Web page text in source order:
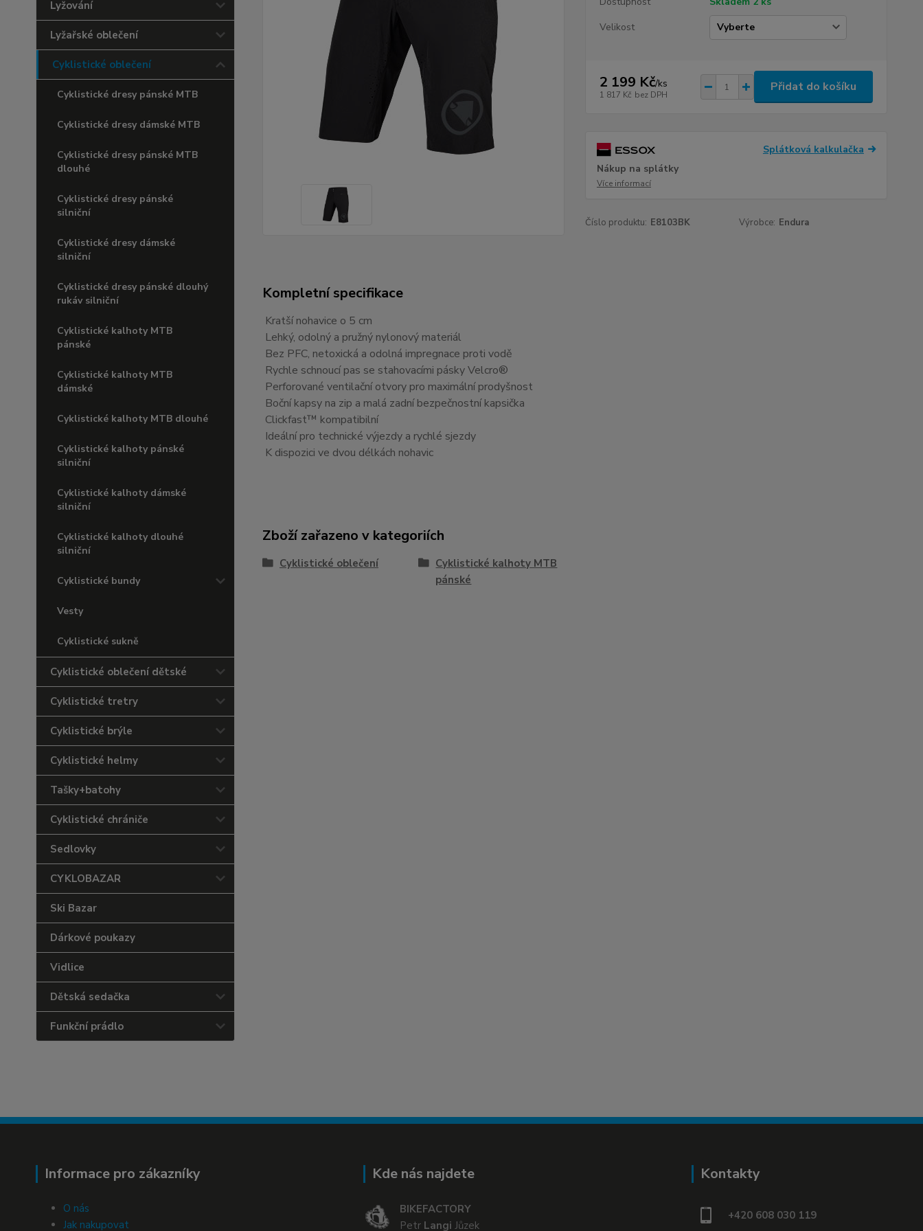
Lyžování
Lyžařské oblečení
Cyklistické oblečení
Cyklistické dresy pánské MTB
Cyklistické dresy dámské MTB
Cyklistické dresy pánské MTB
dlouhé
Cyklistické dresy pánské
silniční
Cyklistické dresy dámské
silniční
Cyklistické dresy pánské dlouhý
rukáv silniční
Cyklistické kalhoty MTB
pánské
Cyklistické kalhoty MTB
dámské
Cyklistické kalhoty MTB dlouhé
Cyklistické kalhoty pánské
silniční
Cyklistické kalhoty dámské
silniční
Cyklistické kalhoty dlouhé
silniční
Cyklistické bundy
Vesty
Cyklistické sukně
Cyklistické oblečení dětské
Cyklistické tretry
Cyklistické brýle
Cyklistické helmy
Tašky+batohy
Cyklistické chrániče
Sedlovky
CYKLOBAZAR
Ski Bazar
Dárkové poukazy
Vidlice
Dětská sedačka
Funkční prádlo
Velikost
2 199 Kč/ks
1 817 Kč bez DPH
Přidat do košíku
Splátková kalkulačka
Nákup na splátky
Více informací
Číslo produktu: E8103BK Výrobce: Endura
Kompletní specifikace
Kratší nohavice o 5 cm
Lehký, odolný a pružný nylonový materiál
Bez PFC, netoxická a odolná impregnace proti vodě
Rychle schnoucí pas se stahovacími pásky Velcro®
Perforované ventilační otvory pro maximální prodyšnost
Boční kapsy na zip a malá zadní bezpečnostní kapsička
Clickfast™ kompatibilní
Ideální pro technické výjezdy a rychlé sjezdy
K dispozici ve dvou délkách nohavic
Zboží zařazeno v kategoriích
Cyklistické oblečení
Cyklistické kalhoty MTB
pánské
Informace pro zákazníky
O nás
Jak nakupovat
Kde nás najdete
BIKEFACTORY
Petr Langi Jůzek
Kontakty
+420 608 030 119